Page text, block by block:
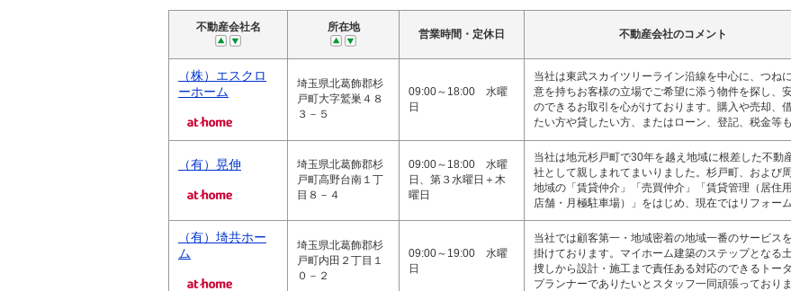
不動産会社名 所在地
営業時間・定休日 不動産会社のコメント
（株）エスクロ
ーホーム
埼玉県北葛飾郡杉
戸町大字鷲巣４８
３－５
09:00～18:00 水曜
日
当社は東武スカイツリーライン沿線を中心に、つね
意を持ちお客様の立場でご希望に添う物件を探し、
のできるお取引を心がけております。購入や売却、
たい方や貸したい方、またはローン、登記、税金等
（有）晃伸
埼玉県北葛飾郡杉
戸町高野台南１丁
目８－４
09:00～18:00 水曜
日、第３水曜日＋木
曜日
当社は地元杉戸町で30年を越え地域に根差した不動
社として親しまれてまいりました。杉戸町、および
地域の「賃貸仲介」「売買仲介」「賃貸管理（居住用
店舗・月極駐車場）」をはじめ、現在ではリフォー
（有）埼共ホー
ム
埼玉県北葛飾郡杉
戸町内田２丁目１
０－２
09:00～19:00 水曜
日
当社では顧客第一・地域密着の地域一番のサービス
掛けております。マイホーム建築のステップとなる
捜しから設計・施工まで責任ある対応のできるトー
プランナーでありたいとスタッフ一同頑張っており